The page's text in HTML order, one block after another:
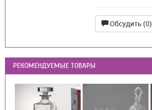
Обсудить (0)
РЕКОМЕНДУЕМЫЕ ТОВАРЫ